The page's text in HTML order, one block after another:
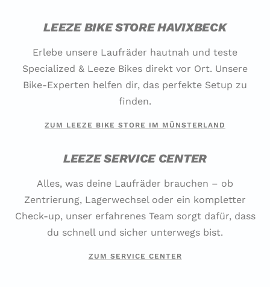
LEEZE BIKE STORE HAVIXBECK
Erlebe unsere Laufräder hautnah und teste
Specialized & Leeze Bikes direkt vor Ort. Unsere
Bike-Experten helfen dir, das perfekte Setup zu
finden.
ZUM LEEZE BIKE STORE IM MÜNSTERLAND
LEEZE SERVICE CENTER
Alles, was deine Laufräder brauchen – ob
Zentrierung, Lagerwechsel oder ein kompletter
Check-up, unser erfahrenes Team sorgt dafür, dass
du schnell und sicher unterwegs bist.
ZUM SERVICE CENTER